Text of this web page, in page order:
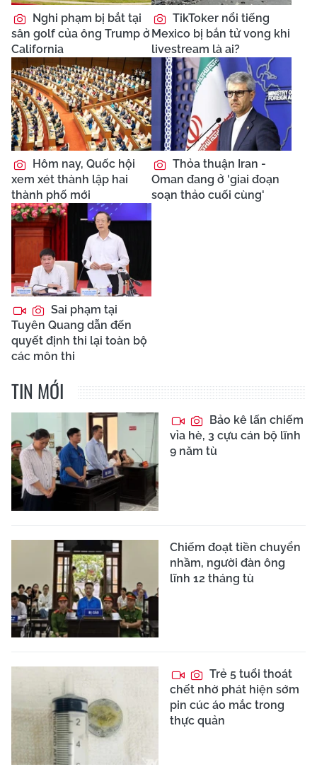
Nghi phạm bị bắt tại
sân golf của ông Trump ở
California
TikToker nổi tiếng
Mexico bị bắn tử vong khi
livestream là ai?
Hôm nay, Quốc hội
xem xét thành lập hai
thành phố mới
Thỏa thuận Iran -
Oman đang ở 'giai đoạn
soạn thảo cuối cùng'
Sai phạm tại
Tuyên Quang dẫn đến
quyết định thi lại toàn bộ
các môn thi
TIN MỚI
Bảo kê lấn chiếm
vỉa hè, 3 cựu cán bộ lĩnh
9 năm tù
Chiếm đoạt tiền chuyển
nhầm, người đàn ông
lĩnh 12 tháng tù
Trẻ 5 tuổi thoát
chết nhờ phát hiện sớm
pin cúc áo mắc trong
thực quản